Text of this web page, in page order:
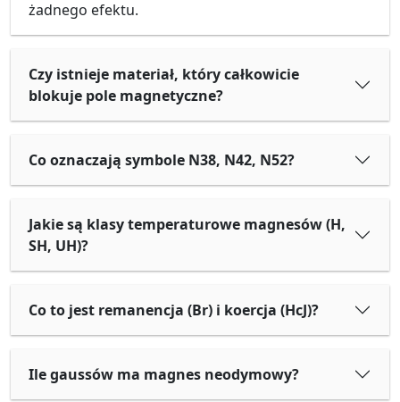
żadnego efektu.
Czy istnieje materiał, który całkowicie
blokuje pole magnetyczne?
Co oznaczają symbole N38, N42, N52?
Jakie są klasy temperaturowe magnesów (H,
SH, UH)?
Co to jest remanencja (Br) i koercja (HcJ)?
Ile gaussów ma magnes neodymowy?